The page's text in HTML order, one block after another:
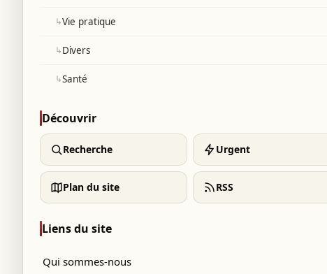
↳Vie pratique
↳Divers
↳Santé
Découvrir
Recherche Urgent
Plan du site RSS
Liens du site
Qui sommes-nous